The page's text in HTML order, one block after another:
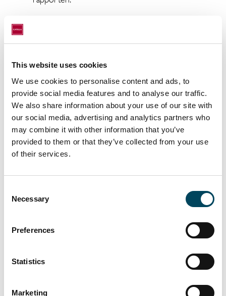
This website uses cookies
We use cookies to personalise content and ads, to
provide social media features and to analyse our traffic.
We also share information about your use of our site with
our social media, advertising and analytics partners who
may combine it with other information that you’ve
provided to them or that they’ve collected from your use
of their services.
Selection
Necessary
Preferences
Statistics
Marketing
Ingen föranmälan krävs. Kontaktinformation
för konferenssamtal:
SE: +46856642693
UK: +443333009260
US: +16467224957
https://www.catella.com/sv
Dokument